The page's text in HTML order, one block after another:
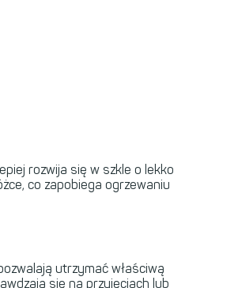
rozwija się w szkle o lekko
co zapobiega ogrzewaniu
utrzymać właściwą
się na przyjęciach lub